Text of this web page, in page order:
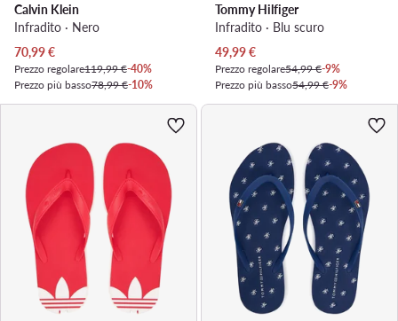
Calvin Klein
Infradito · Nero
Prezzo attuale
70,99€
Prezzo regolare119,99 €-40%
Prezzo più basso78,99 €-10%
Tommy Hilfiger
Infradito · Blu scuro
Prezzo attuale
49,99€
Prezzo regolare54,99 €-9%
Prezzo più basso54,99 €-9%